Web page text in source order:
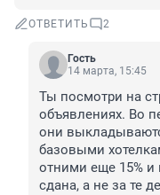
ОТВЕТИТЬ 2
Гость
14 марта, 15:45
Ты посмотри на
объявлениях. Во
они
базовыми
отними еще 15% и
сдана, а не за те